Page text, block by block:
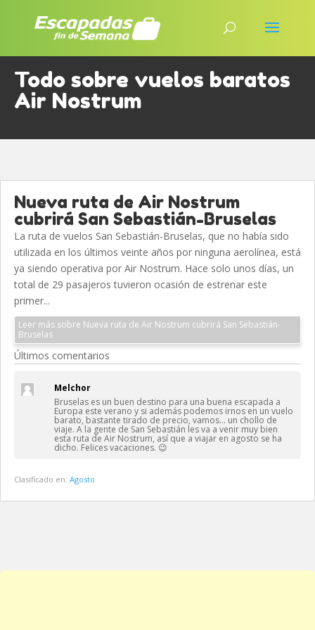
Todo sobre vuelos baratos
Air Nostrum
Nueva ruta de Air Nostrum
cubrirá San Sebastián-Bruselas
La ruta de vuelos San Sebastián-Bruselas, que no había sido
utilizada en los últimos veinte años por ninguna aerolínea, está
ya siendo operativa por Air Nostrum. Hace solo unos días, un
total de 29 pasajeros tuvieron ocasión de estrenar este
primer...
Leer más sobre Nueva ruta de Air Nostrum cubrirá San Sebastián-
Bruselas
Últimos comentarios
Melchor
Bruselas es un buen destino para una buena escapada a
Europa este verano y si además podemos irnos en un vuelo
barato, bastante tirado de precio, vamos… un chollo de
viaje. A la gente de San Sebastián les va a venir muy bien
esta ruta de Air Nostrum, así que a viajar en agosto se ha
dicho. Felices vacaciones. 😉
Clasificado en: Agosto